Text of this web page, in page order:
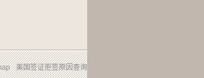
美国签证拒签原因查询